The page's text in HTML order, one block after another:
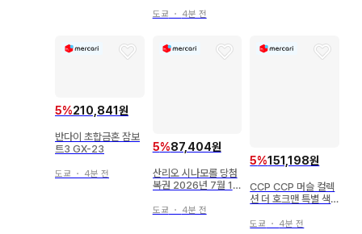
음으로, 너에게 A상 에
도쿄 ・ 4분 전
5%210,841원
반다이 초합금혼 잠보
트3 GX-23
도쿄 ・ 4분 전
5%87,404원
산리오 시나모롤 당첨
복권 2026년 7월 1.
도쿄 ・ 4분 전
5%151,198원
CCP CCP 머슬 컬렉
션 더 호크맨 특별 색
도쿄 ・ 4분 전